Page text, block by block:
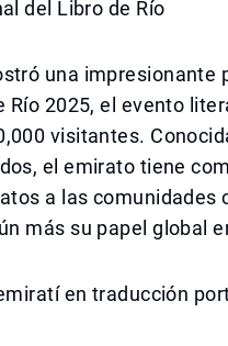
del Libro de Río
una impresionante
Río 2025, el evento
visitantes.
el emirato tiene
a las
más su papel global
en traducción